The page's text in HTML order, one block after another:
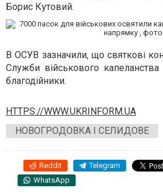
Борис Кутовий.
В ОСУВ зазначили, що святкові
Служби військового
благодійники.
HTTPS://WWW.UKRINFORM.UA
НОВОГРОДОВКА І СЕЛИДОВЕ
Reddit Telegram
WhatsApp